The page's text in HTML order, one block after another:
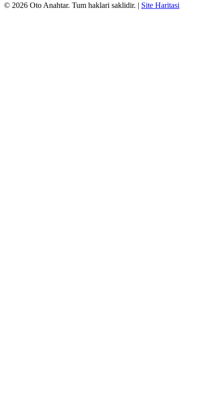
© 2026 Oto Anahtar. Tum haklari saklidir. | Site Haritasi